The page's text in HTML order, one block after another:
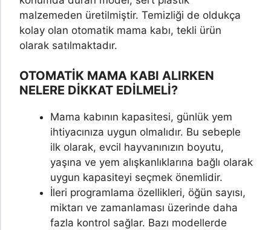
malzemeden üretilmiştir. Temizliği de oldukça
kolay olan otomatik mama kabı, tekli ürün
olarak satılmaktadır.
OTOMATİK MAMA KABI ALIRKEN
NELERE DİKKAT EDİLMELİ?
Mama kabının kapasitesi, günlük yem
ihtiyacınıza uygun olmalıdır. Bu sebeple
ilk olarak, evcil hayvanınızın boyutu,
yaşına ve yem alışkanlıklarına bağlı olarak
uygun kapasiteyi seçmek önemlidir.
İleri programlama özellikleri, öğün sayısı,
miktarı ve zamanlaması üzerinde daha
fazla kontrol sağlar. Bazı modellerde